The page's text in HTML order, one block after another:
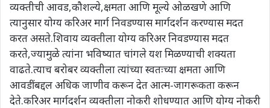
व्यक्तीची आवड,कौशल्ये,क्षमता आणि मूल्ये ओळखणे आणि
त्यानुसार योग्य करिअर मार्ग निवडण्यास मार्गदर्शन करण्यास मदत
करत असते.शिवाय व्यक्तीला योग्य करिअर निवडण्यास मदत
करते,ज्यामुळे त्यांना भविष्यात चांगले यश मिळण्याची शक्यता
वाढते.त्याच बरोबर व्यक्तीला त्यांच्या स्वतःच्या क्षमता आणि
आवडींबद्दल अधिक जाणीव करून देत आत्म-जागरूकता करून
देते.करिअर मार्गदर्शन व्यक्तीला नोकरी शोधण्यात आणि योग्य नोकरी